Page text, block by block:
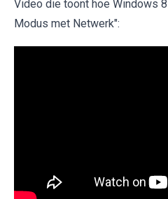
Video die toont hoe Windows
Modus met Netwerk":